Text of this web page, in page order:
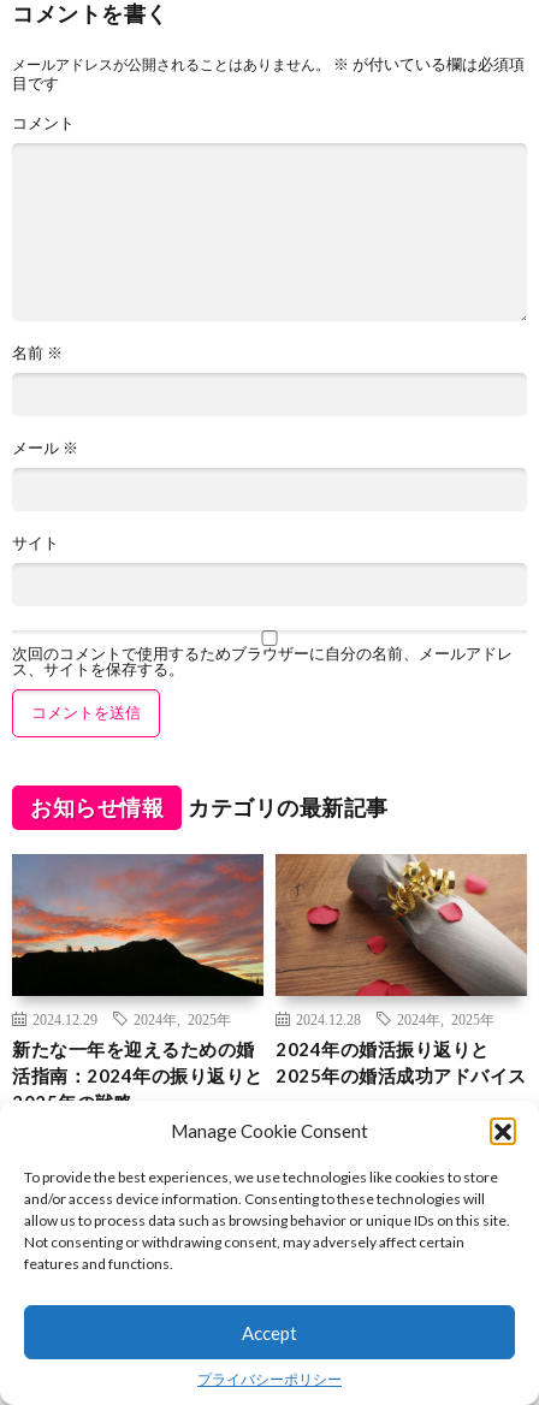
Manage Cookie Consent
To provide the best experiences, we use technologies like cookies to store
and/or access device information. Consenting to these technologies will
allow us to process data such as browsing behavior or unique IDs on this site.
Not consenting or withdrawing consent, may adversely affect certain
features and functions.
Accept
プライバシーポリシー
コメントを書く
メールアドレスが公開されることはありません。 ※ が付いている欄は必須項
目です
コメント
名前 ※
メール ※
サイト
次回のコメントで使用するためブラウザーに自分の名前、メールアドレ
ス、サイトを保存する。
お知らせ情報 カテゴリの最新記事
2024.12.29 2024年 2025年
新たな一年を迎えるための婚
活指南：2024年の振り返りと
2025年の戦略
2024.12.28 2024年 2025年
2024年の婚活振り返りと
2025年の婚活成功アドバイス
2025年の婚活成功の鍵
シャルル
ットを知る：相続税対策の基